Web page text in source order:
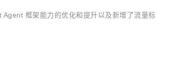
框架能力的优化和提升以及新增了流量标